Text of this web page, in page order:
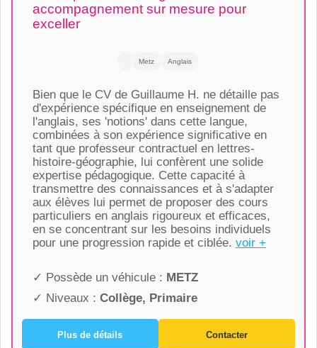
accompagnement sur mesure pour
exceller
Metz Anglais
Bien que le CV de Guillaume H. ne détaille pas
d'expérience spécifique en enseignement de
l'anglais, ses 'notions' dans cette langue,
combinées à son expérience significative en
tant que professeur contractuel en lettres-
histoire-géographie, lui confèrent une solide
expertise pédagogique. Cette capacité à
transmettre des connaissances et à s'adapter
aux élèves lui permet de proposer des cours
particuliers en anglais rigoureux et efficaces,
en se concentrant sur les besoins individuels
pour une progression rapide et ciblée. voir +
✓ Possède un véhicule : METZ
✓ Niveaux : Collège, Primaire
Plus de détails Contacter